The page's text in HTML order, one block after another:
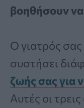
βοηθήσουν να
Ο γιατρός σας
συστήσει
ζωής σας για
Αυτές οι